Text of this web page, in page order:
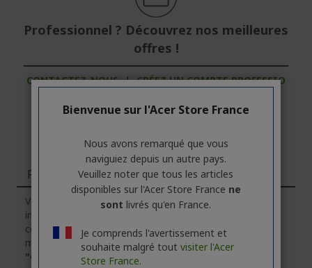
Professionnel ? Découvrez nos meilleures
offres !
CONTACTEZ-NOUS | CRÉEZ UN COMPTE PROFESSIO
Fonctions
Veuillez noter que l'onglet"Fonctions"contient des
informations générales sur la série des produits. Pour
connaître les caractéristiques techniques exactes du
modèle sélectionné, veuillez cliquersur l'onglet
"Caractéristiques".
Bienvenue sur l'Acer Store France
Nous avons remarqué que vous
naviguiez depuis un autre pays.
Veuillez noter que tous les articles
disponibles sur l'Acer Store France ne
sont livrés qu'en France.
Je comprends l'avertissement et
souhaite malgré tout visiter l'Acer
Store France.